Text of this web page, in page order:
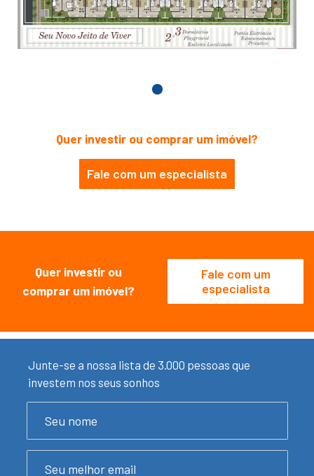
Quer investir ou comprar um imóvel?
Fale com um especialista
Quer investir ou
comprar um imóvel?
Fale com um
especialista
Junte-se a nossa lista de 3.000 pessoas que
investem nos seus sonhos
Leave
field